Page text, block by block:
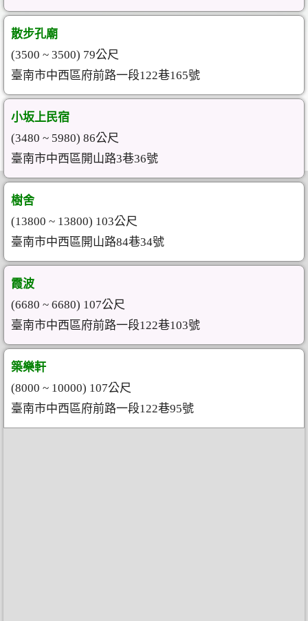
散步孔廟
(3500 ~ 3500) 79公尺
臺南市中西區府前路一段122巷165號
小坂上民宿
(3480 ~ 5980) 86公尺
臺南市中西區開山路3巷36號
樹舍
(13800 ~ 13800) 103公尺
臺南市中西區開山路84巷34號
霞波
(6680 ~ 6680) 107公尺
臺南市中西區府前路一段122巷103號
築樂軒
(8000 ~ 10000) 107公尺
臺南市中西區府前路一段122巷95號